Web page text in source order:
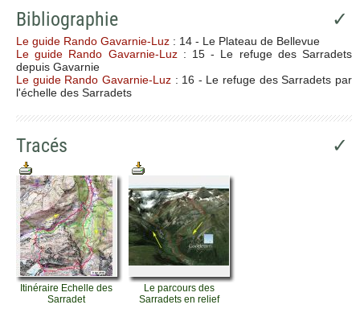
Bibliographie ✓
Le guide Rando Gavarnie-Luz : 14 - Le Plateau de Bellevue
Le guide Rando Gavarnie-Luz: 15 - Le refuge des Sarradets
depuis Gavarnie
Le guide Rando Gavarnie-Luz: 16 - Le refuge des Sarradets par
l'échelle des Sarradets
Tracés ✓
Itinéraire Echelle des
Sarradet
Le parcours des
Sarradets en relief